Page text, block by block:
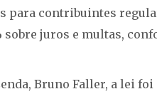
para contribuintes
juros e multas,
Bruno Faller, a lei foi